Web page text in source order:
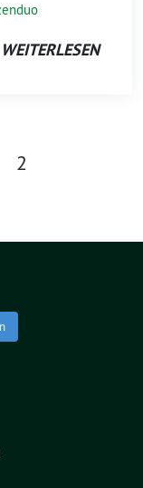
WEITERLESEN
2